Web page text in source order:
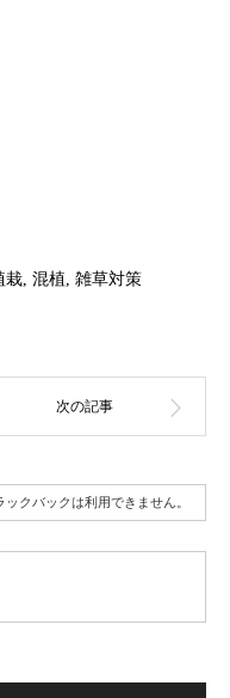
栽, 混植, 雑草対策
ックバックは利用できません。